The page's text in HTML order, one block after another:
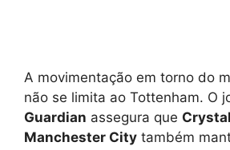
A movimentação em torno do
não se limita ao Tottenham. O
Guardian assegura que
Manchester City também